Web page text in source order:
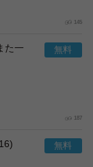
145
た一
187